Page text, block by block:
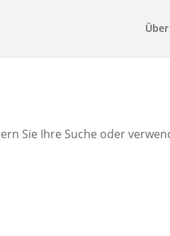
Sie Ihre Suche oder